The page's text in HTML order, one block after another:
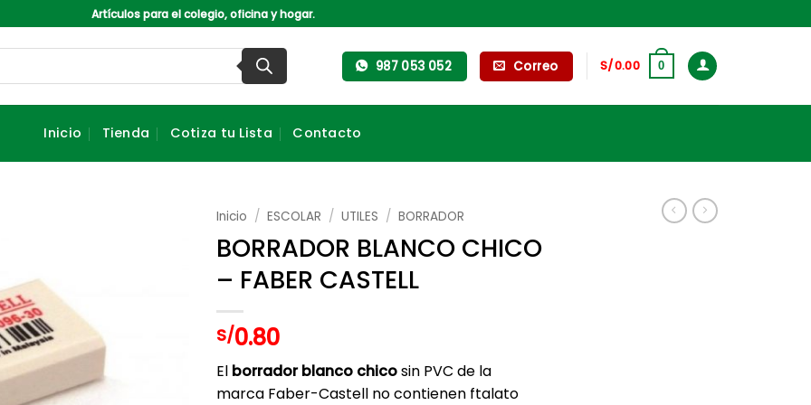
Artículos para el colegio, oficina y hogar.
987 053 052 Correo S/0.00 0
Inicio Tienda Cotiza tu Lista Contacto
Inicio / ESCOLAR / UTILES / BORRADOR
BORRADOR BLANCO CHICO
– FABER CASTELL
S/0.80
El borrador blanco chicosin PVC de la
marca Faber-Castell no contienen ftalato